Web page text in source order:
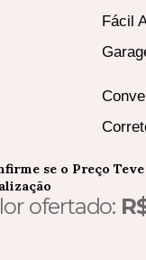
Fácil
se o Preço Teve
ofertado: